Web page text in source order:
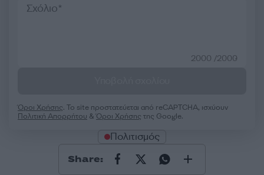
2000 /2000
Όροι Χρήσης. Το site προστατεύεται από reCAPTCHA, ισχύουν
Πολιτική Απορρήτου &Όροι Χρήσης της Google.
Πολιτισμός
Share: